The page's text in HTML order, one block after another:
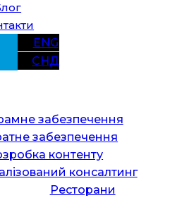
ENG
СНД
забезпечення
забезпечення
контенту
консалтинг
Ресторани